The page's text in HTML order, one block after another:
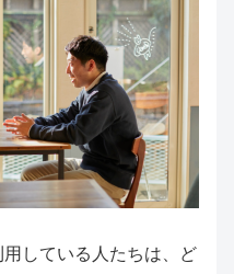
している人たちは、ど